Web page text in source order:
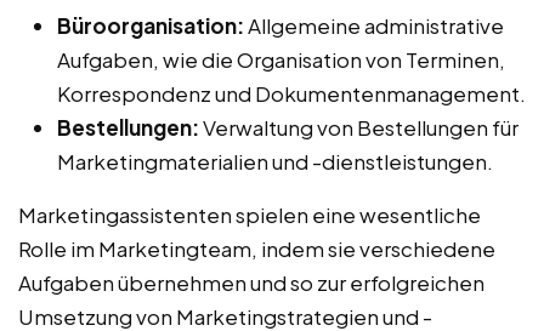
Büroorganisation:Allgemeine administrative
Aufgaben, wie die Organisation von Terminen,
Korrespondenz und Dokumentenmanagement.
Bestellungen:Verwaltung von Bestellungen für
Marketingmaterialien und -dienstleistungen.
Marketingassistenten spielen eine wesentliche
Rolle im Marketingteam, indem sie verschiedene
Aufgaben übernehmen und so zur erfolgreichen
Umsetzung von Marketingstrategien und -